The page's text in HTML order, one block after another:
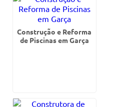
Construção e Reforma
de Piscinas em Garça